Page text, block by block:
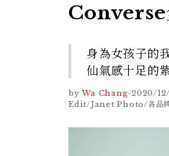
Converse
身為女孩子的
仙氣感十足的
by Wa Chang-2020/
Edit/Janet Photo/各品